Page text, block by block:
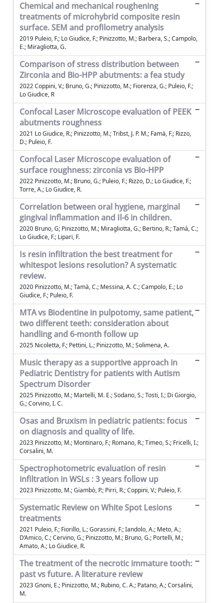
Chemical and mechanical roughening
treatments of microhybrid composite resin
surface. SEM and profilometry analysis
2019 Puleio, F.; Lo Giudice, F.; Pinizzotto, M.; Barbera, S.; Campolo,
E.; Miragliotta, G.
Comparison of stress distribution between
Zirconia and Bio-HPP abutments: a fea study
2022 Coppini, V.; Bruno, G.; Pinizzotto, M.; Fiorenza, G.; Puleio, F.;
Lo Giudice, R
Confocal Laser Microscope evaluation of PEEK
abutments roughness
2021 Lo Giudice, R.; Pinizzotto, M.; Tribst, J. P. M.; Famà, F.; Rizzo,
D.; Puleio, F.
Confocal Laser Microscope evaluation of
surface roughness: zirconia vs Bio-HPP
2022 Pinizzotto, M.; Bruno, G.; Puleio, F.; Rizzo, D.; Lo Giudice, F.;
Torre, A.; Lo Giudice, R.
Correlation between oral hygiene, marginal
gingival inflammation and Il-6 in children.
2020 Bruno, G; Pinizzotto, M.; Miragliotta, G.; Bertino, R.; Tamà, C.;
Lo Giudice, F.; Lipari, F.
Is resin infiltration the best treatment for
whitespot lesions resolution? A systematic
review.
2020 Pinizzotto, M.; Tamà, C.; Messina, A. C.; Campolo, E.; Lo
Giudice, F.; Puleio, F.
MTA vs Biodentine in pulpotomy, same patient,
two diﬀerent teeth: consideration about
handling and 6-month follow up
2025 Nicoletta, F.; Pettini, L.; Pinizzotto, M.; Solimena, A.
Music therapy as a supportive approach in
Pediatric Dentistry for patients with Autism
Spectrum Disorder
2025 Pinizzotto, M.; Martelli, M. E.; Sodano, S.; Tosti, I.; Di Giorgio,
G.; Corvino, I. C.
Osas and Bruxism in pediatric patients: focus
on diagnosis and quality of life.
2023 Pinizzotto, M.; Montinaro, F.; Romano, R.; Timeo, S.; Fricelli, I.;
Corsalini, M.
Spectrophotometric evaluation of resin
infiltration in WSLs : 3 years follow up
2023 Pinizzotto, M.; Giambò, P.; Pirri, R.; Coppini, V.; Puleio, F.
Systematic Review on White Spot Lesions
treatments
2021 Puleio, F.; Fiorillo, L.; Gorassini, F.; Iandolo, A.; Meto, A.;
D’Amico, C.; Cervino, G.; Pinizzotto, M.; Bruno, G.; Portelli, M.;
Amato, A.; Lo Giudice, R.
The treatment of the necrotic immature tooth:
past vs future. A literature review
2023 Gnoni, E.; Pinizzotto, M.; Rubino, C. A.; Patano, A.; Corsalini,
M.